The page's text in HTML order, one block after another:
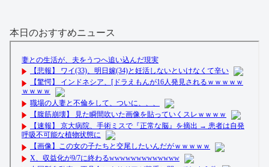
本日のおすすめニュース